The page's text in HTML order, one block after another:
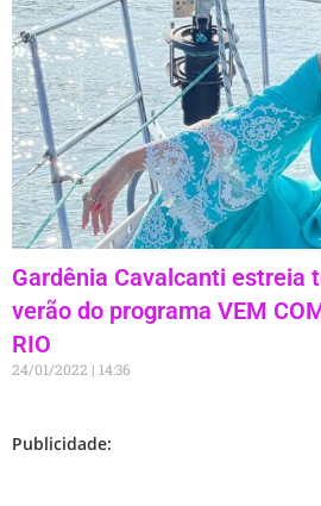
Gardênia Cavalcanti estreia
verão do programa VEM
RIO
24/01/2022 14:36
Publicidade: